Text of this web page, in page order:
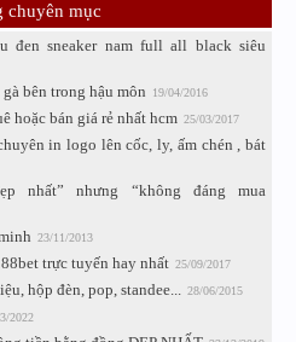
chuyên mục
đen sneaker nam full all black siêu
bên trong hậu môn 19/04/2016
hoặc bán giá rẻ nhất hcm 25/03/2017
in logo lên cốc, ly, ấm chén , bát
nhất” nhưng “không đáng mua
23/11/2013
trực tuyến hay nhất 25/09/2017
hộp đèn, pop, standee... 28/06/2015
2022